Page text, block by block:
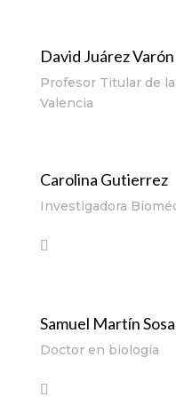
David Juárez Varón
Profesor Titular de
Valencia
Carolina Gutierrez
Investigadora
Samuel Martín Sosa
Doctor en biología